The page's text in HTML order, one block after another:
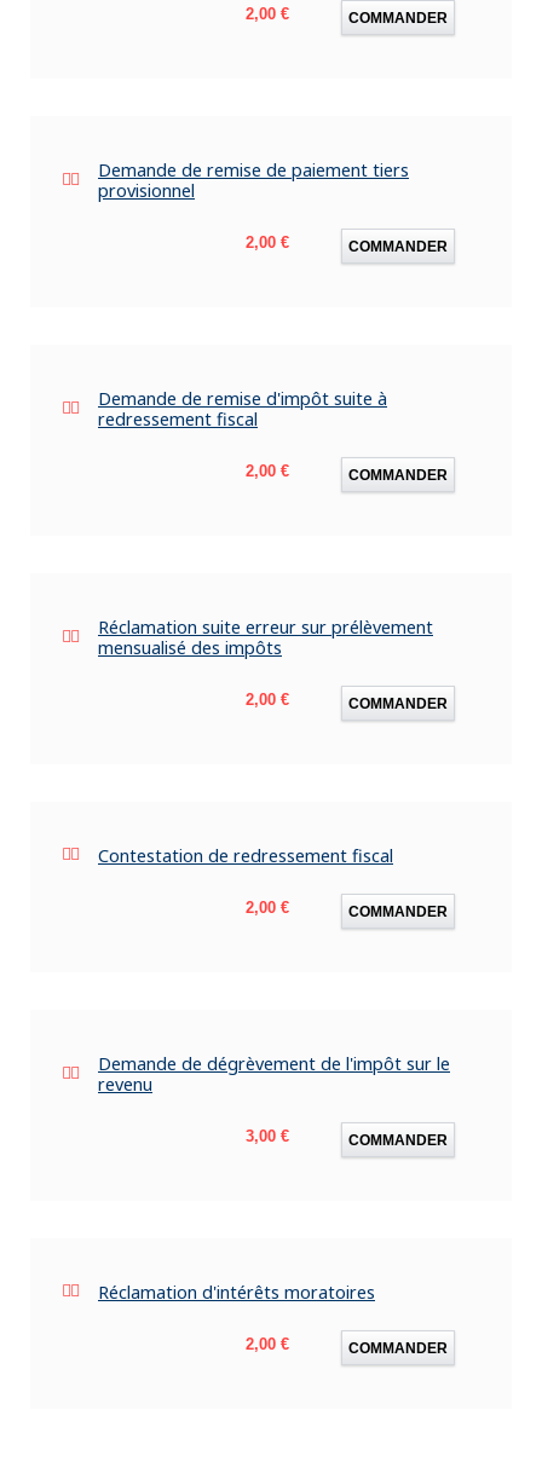
Prix
2,00 € COMMANDER
Demande de remise de paiement tiers
provisionnel
Prix
2,00 € COMMANDER
Demande de remise d'impôt suite à
redressement fiscal
Prix
2,00 € COMMANDER
Réclamation suite erreur sur prélèvement
mensualisé des impôts
Prix
2,00 € COMMANDER
Contestation de redressement fiscal
Prix
2,00 € COMMANDER
Demande de dégrèvement de l'impôt sur le
revenu
Prix
3,00 € COMMANDER
Réclamation d'intérêts moratoires
Prix
2,00 € COMMANDER